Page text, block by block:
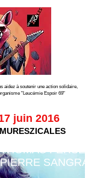
aidez à soutenir une action solidaire,
"Leucémie Espoir 69"
juin 2016
THOMAS FERSEN et
PIERRE SANGRA